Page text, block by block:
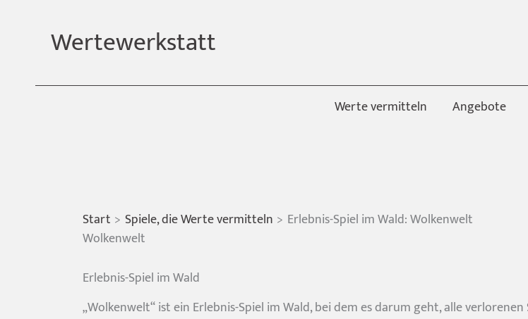
Wertewerkstatt
Werte vermitteln Angebote
Start Spiele, die Werte vermitteln
Erlebnis-Spiel im Wald: Wolkenwelt
Wolkenwelt
Erlebnis-Spiel im Wald
„Wolkenwelt“ ist ein Erlebnis-Spiel im Wald, bei dem es darum geht, alle